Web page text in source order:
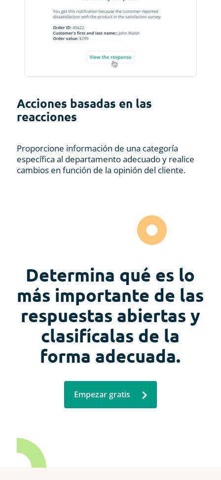
Acciones basadas en las
reacciones
Proporcione información de una categoría
específica al departamento adecuado y realice
cambios en función de la opinión del cliente.
Determina qué es lo
más importante de las
respuestas abiertas y
clasifícalas de la
forma adecuada.
Empezar gratis